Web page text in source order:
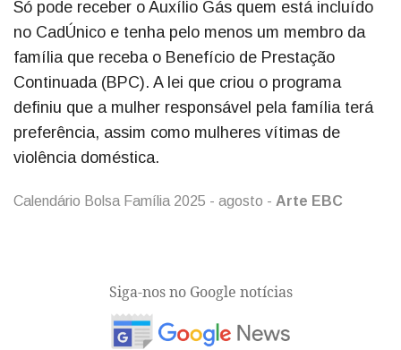
Só pode receber o Auxílio Gás quem está incluído
no CadÚnico e tenha pelo menos um membro da
família que receba o Benefício de Prestação
Continuada (BPC). A lei que criou o programa
definiu que a mulher responsável pela família terá
preferência, assim como mulheres vítimas de
violência doméstica.
Calendário Bolsa Família 2025 - agosto - Arte EBC
Siga-nos no Google notícias